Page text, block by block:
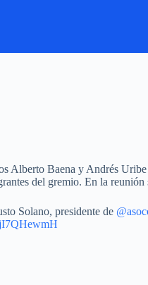
Baena y Andrés
del gremio. En la
Solano, presidente de